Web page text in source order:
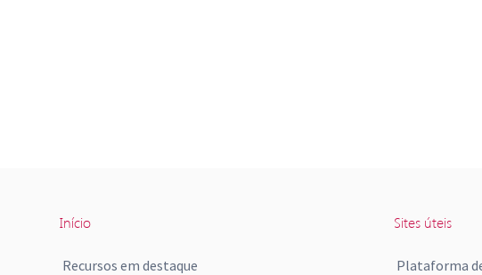
Início
Recursos em destaque
Sites úteis
Plataforma